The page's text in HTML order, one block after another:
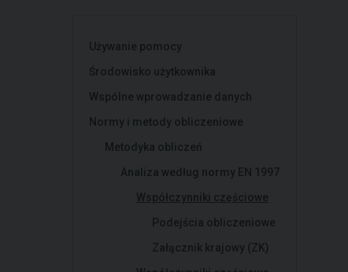
Używanie pomocy
Środowisko użytkownika
Wspólne wprowadzanie danych
Normy i metody obliczeniowe
Metodyka obliczeń
Analiza według normy EN 1997
Współczynniki częściowe
Podejścia obliczeniowe
Załącznik krajowy (ZK)